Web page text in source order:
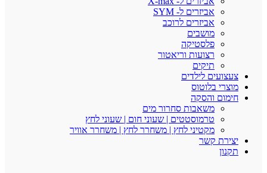
אביזרים ל- SYM
אביזרים לרוכב
מושבים
פלסטיקה
רצועות וריאטור
תיקים
צעצועים לילדים
מוצרי בלוטוס
חימום והסקה
משאבות סחרור מים
טרמוסטטים | שעוני חום | שעוני לחץ
מקטיני לחץ | משחרר לחץ | משחרר אוויר
יצירת קשר
תקנון